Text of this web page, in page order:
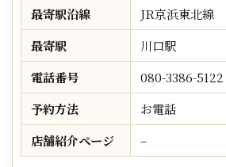
最寄駅沿線
JR京浜東北線
最寄駅
川口駅
電話番号
080-3386-5122
予約方法
お電話
店舗紹介ページ
–